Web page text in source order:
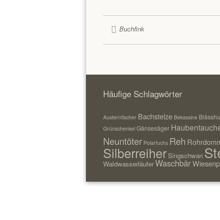
Buchfink
Häufige Schlagwörter
Austernfischer Bachstelze Bekassine
Grünschenkel Gänsesäger
Neuntöter Polarfuchs Reh
Silberreiher Singschwan
WaldwasserläuferWaschbär